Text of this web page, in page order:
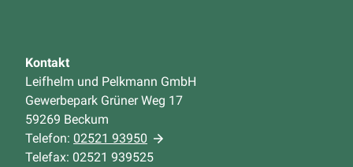
Kontakt
Leifhelm und Pelkmann GmbH
Gewerbepark Grüner Weg 17
59269 Beckum
Telefon: 02521 93950
Telefax: 02521 939525